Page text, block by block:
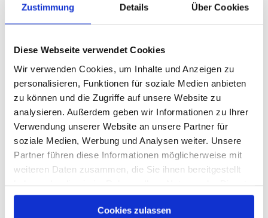
Zustimmung Details Über Cookies
Diese Webseite verwendet Cookies
Wir verwenden Cookies, um Inhalte und Anzeigen zu
personalisieren, Funktionen für soziale Medien anbieten
zu können und die Zugriffe auf unsere Website zu
analysieren. Außerdem geben wir Informationen zu Ihrer
Verwendung unserer Website an unsere Partner für
soziale Medien, Werbung und Analysen weiter. Unsere
Partner führen diese Informationen möglicherweise mit
weiteren Daten zusammen, die Sie ihnen bereitgestellt
gesammelt haben. Sie geben Einwilligung zu unseren
Cookies, wenn Sie unsere Webseite weiterhin nutzen.
Cookies zulassen